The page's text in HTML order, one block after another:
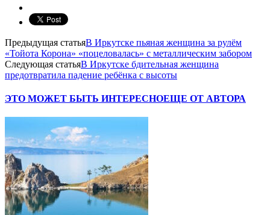
Предыдущая статьяВ Иркутске пьяная женщина за рулём
«Тойота Корона» «поцеловалась» с металлическим забором
Следующая статьяВ Иркутске бдительная женщина
предотвратила падение ребёнка с высоты
ЭТО МОЖЕТ БЫТЬ ИНТЕРЕСНОЕЩЕ ОТ АВТОРА